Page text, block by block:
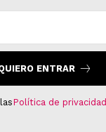
ENTRAR
Política de privacidad